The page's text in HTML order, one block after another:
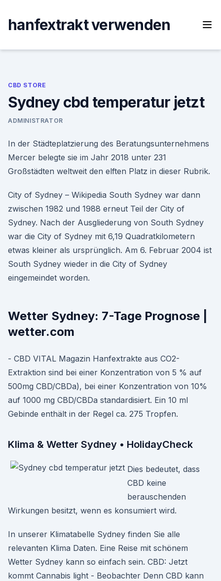
content
hanfextrakt verwenden
CBD STORE
Sydney cbd temperatur jetzt
ADMINISTRATOR
In der Städteplatzierung des Beratungsunternehmens
Mercer belegte sie im Jahr 2018 unter 231
Großstädten weltweit den elften Platz in dieser Rubrik.
City of Sydney – Wikipedia South Sydney war dann
zwischen 1982 und 1988 erneut Teil der City of
Sydney. Nach der Ausgliederung von South Sydney
war die City of Sydney mit 6,19 Quadratkilometern
etwas kleiner als ursprünglich. Am 6. Februar 2004 ist
South Sydney wieder in die City of Sydney
eingemeindet worden.
Wetter Sydney: 7-Tage Prognose |
wetter.com
- CBD VITAL Magazin Hanfextrakte aus CO2-
Extraktion sind bei einer Konzentration von 5 % auf
500mg CBD/CBDa), bei einer Konzentration von 10%
auf 1000 mg CBD/CBDa standardisiert. Ein 10 ml
Gebinde enthält in der Regel ca. 275 Tropfen.
Klima & Wetter Sydney • HolidayCheck
Dies bedeutet, dass
CBD keine
berauschenden
Wirkungen besitzt, wenn es konsumiert wird.
In unserer Klimatabelle Sydney finden Sie alle
relevanten Klima Daten. Eine Reise mit schönem
Wetter Sydney kann so einfach sein. CBD: Jetzt
kommt Cannabis light - Beobachter Denn CBD kann